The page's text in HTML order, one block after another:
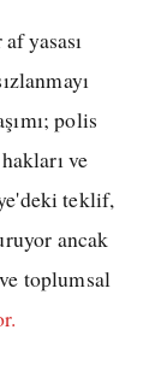
yasası
polis
ve
teklif,
ancak
toplumsal